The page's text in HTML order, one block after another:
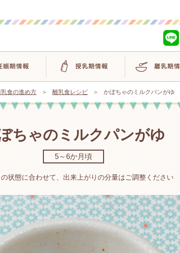
イベント
離乳食レシピ
食の進め方 離乳食レシピ かぼちゃのミルクパンがゆ
ちゃのミルクパンがゆ
5～6か月頃
状態に合わせて、出来上がりの分量はご調整ください